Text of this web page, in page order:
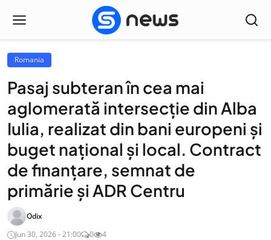
Romania
Pasaj subteran în cea mai
aglomerată intersecție din Alba
Iulia, realizat din bani europeni și
buget național și local. Contract
de finanțare, semnat de
primărie și ADR Centru
Odix
Jun 30, 2026 - 21:00
0 4